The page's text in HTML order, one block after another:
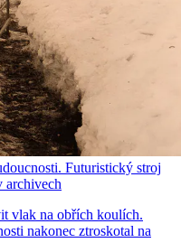
Futuristický stroj
archivech
vlak na obřích koulích.
nakonec ztroskotal na